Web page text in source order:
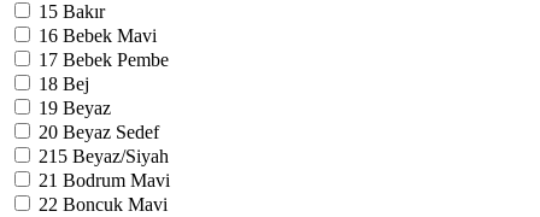
15 Bakır
16 Bebek Mavi
17 Bebek Pembe
18 Bej
19 Beyaz
20 Beyaz Sedef
215 Beyaz/Siyah
21 Bodrum Mavi
22 Boncuk Mavi